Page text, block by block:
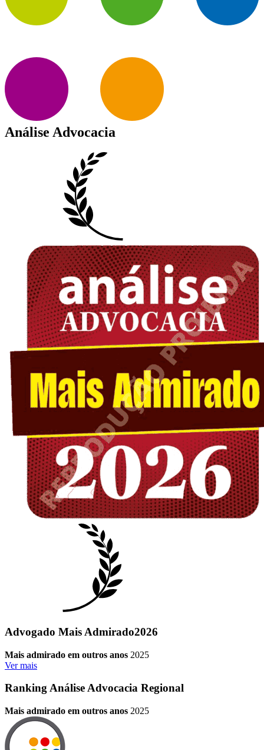
Análise Advocacia
Advogado Mais Admirado2026
Mais admirado em outros anos 2025
Ver mais
Ranking Análise Advocacia Regional
Mais admirado em outros anos 2025